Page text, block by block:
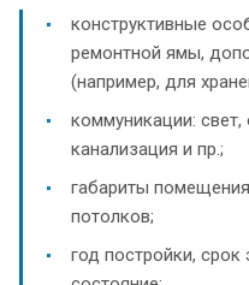
конструктивные
ремонтной ямы,
(например, для
коммуникации: свет,
канализация и пр.;
габариты
потолков;
год постройки, срок